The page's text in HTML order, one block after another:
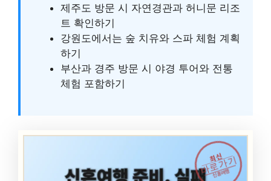
제주도 방문 시 자연경관과 허니문 리조
트 확인하기
강원도에서는 숲 치유와 스파 체험 계획
하기
부산과 경주 방문 시 야경 투어와 전통
체험 포함하기
최신
바로가기
신혼여행